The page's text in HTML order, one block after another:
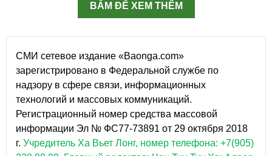
BẤM ĐỂ XEM THÊM
СМИ сетевое издание «Baonga.com»
зарегистрировано в Федеральной службе по
надзору в сфере связи, информационных
технологий и массовых коммуникаций.
Регистрационный номер средства массовой
информации Эл № ФС77-73891 от 29 октября 2018
г. Учредитель Ха Вьет Лонг, номер телефона: +7(905)